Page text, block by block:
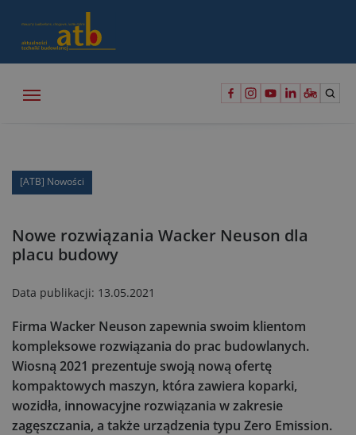
[ATB] Nowości
Nowe rozwiązania Wacker Neuson dla
placu budowy
Data publikacji: 13.05.2021
Firma Wacker Neuson zapewnia swoim klientom
kompleksowe rozwiązania do prac budowlanych.
Wiosną 2021 prezentuje swoją nową ofertę
kompaktowych maszyn, która zawiera koparki,
wozidła, innowacyjne rozwiązania w zakresie
zagęszczania, a także urządzenia typu Zero Emission.